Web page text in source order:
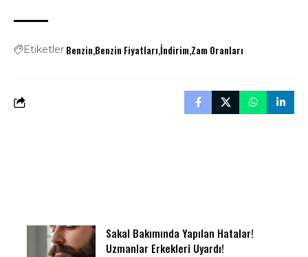
Etiketler Benzin Benzin FiyatlarıİndirimZam Oranları
Sakal Bakımında Yapılan Hatalar!
Uzmanlar Erkekleri Uyardı!